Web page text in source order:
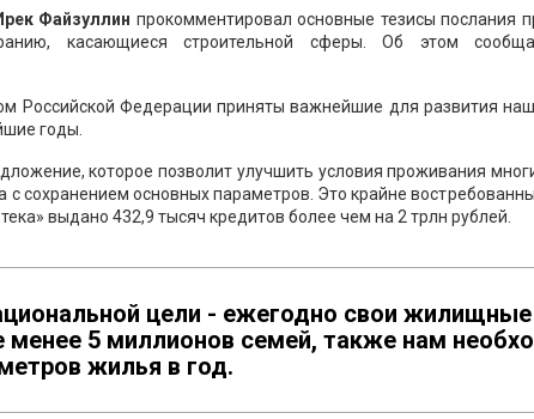
Файзуллин прокомментировал основные тезисы послания
касающиеся строительной сферы. Об этом
Российской Федерации приняты важнейшие для развития
годы.
которое позволит улучшить условия проживания
с сохранением основных параметров. Это крайне
выдано 432,9 тысяч кредитов более чем на 2 трлн рублей.
цели - ежегодно свои
менее 5 миллионов семей, также нам
жилья в год.